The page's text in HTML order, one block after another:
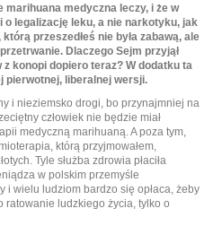
medyczna leczy, i że w
o legalizację leku, a nie narkotyku, jak
przeszedłeś nie była zabawą, ale
Dlaczego Sejm przyjął
konopi dopiero teraz? W dodatku ta
pierwotnej, liberalnej wersji.
i nieziemsko drogi, bo przynajmniej na
człowiek nie będzie miał
medyczną marihuaną. A poza tym,
którą przyjmowałem,
Tyle służba zdrowia płaciła
w polskim przemyśle
i wielu ludziom bardzo się opłaca, żeby
ratowanie ludzkiego życia, tylko o